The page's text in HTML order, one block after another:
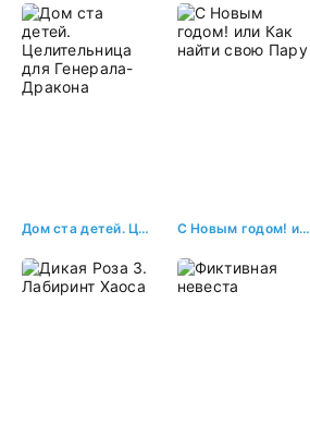
Дом ста детей. Целительница для Генерала-Дракона С Новым годом! или Как найти свою Пару